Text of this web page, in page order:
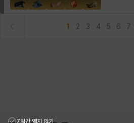
1 2 3 4 5 6 7
7일간 열지 않기